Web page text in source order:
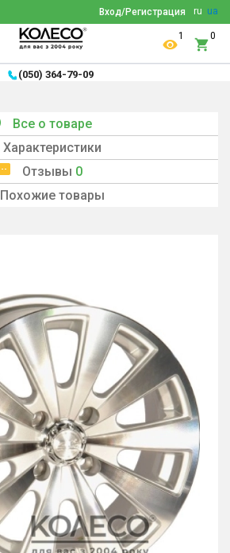
ru ua
Вход/Регистрация
1 0
(050) 364-79-09
Все о товаре
Характеристики
Отзывы 0
Похожие товары